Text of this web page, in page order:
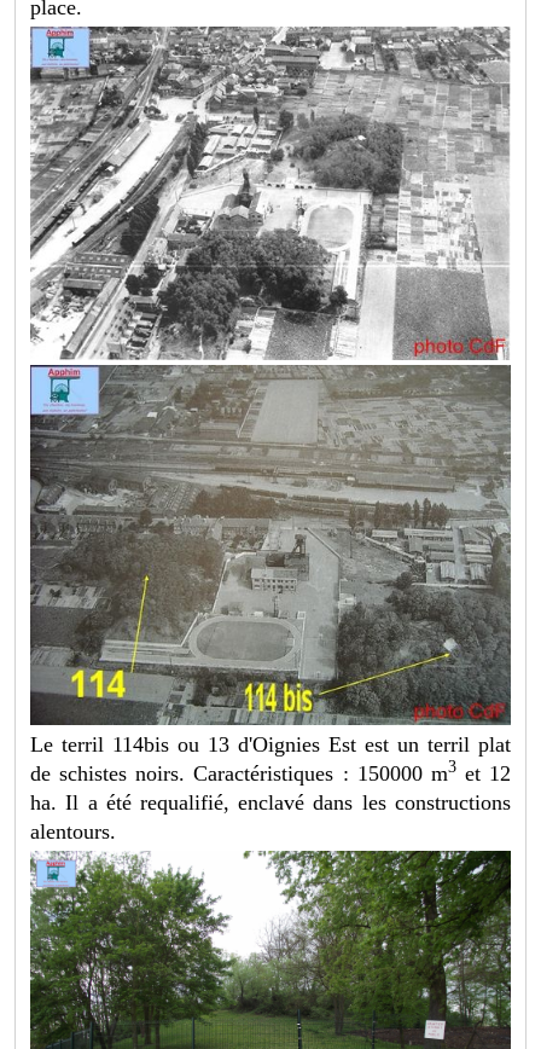
place.
Le terril 114bis ou 13 d'Oignies Est est un terril plat
de schistes noirs. Caractéristiques : 150000 m3et 12
ha. Il a été requalifié, enclavé dans les constructions
alentours.